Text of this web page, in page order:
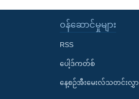
၀န်ဆောင်မှုများ
RSS
ပေါ့ဒ်ကတ်စ်
နေ့စဉ်အီးမေးလ်သတင်းလွှာ